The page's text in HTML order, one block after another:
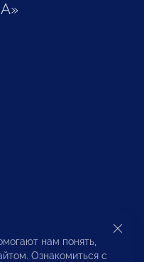
»
нам понять,
Ознакомиться с